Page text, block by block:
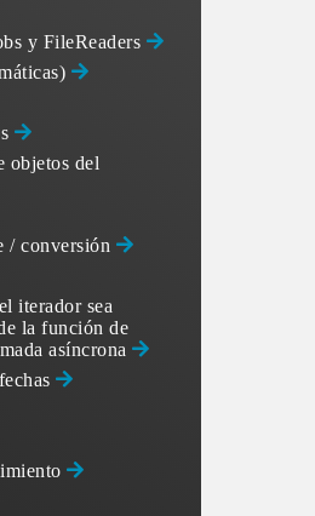
y FileReaders
objetos del
/ conversión
iterador sea
la función de
asíncrona